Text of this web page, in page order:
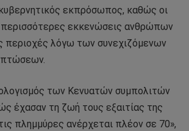
εκπρόσωπος, καθώς οι
περισσότερες εκκενώσεις ανθρώπων
περιοχές λόγω των συνεχιζόμενων
των Κενυατών συμπολιτών
έχασαν τη ζωή τους εξαιτίας της
πλημμύρες ανέρχεται πλέον σε 70»,